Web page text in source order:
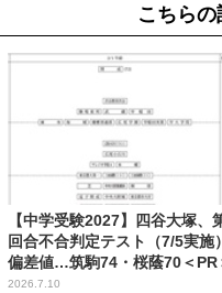
こちら
【中学受験2027】四谷大塚、
回合不合判定テスト（7/5実施）
偏差値…筑駒74・桜蔭70＜PR
2026.7.10